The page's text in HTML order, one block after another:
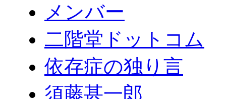
メンバー
二階堂ドットコム
依存症の独り言
須藤甚一郎